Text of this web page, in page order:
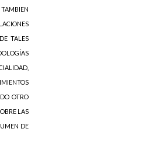
TALES
OTRO
LAS
DE